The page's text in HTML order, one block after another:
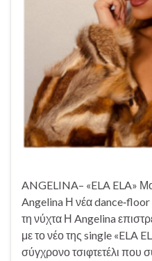
ANGELINA– «ELA ELA»
Angelina Η νέα dance‑floor
τη νύχτα Η Angelina
με το νέο της single «ELA
σύγχρονο τσιφτετέλι που